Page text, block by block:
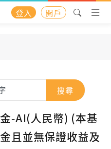
登入 開戶
搜尋
-AI(人民幣) (本基
且並無保證收益及